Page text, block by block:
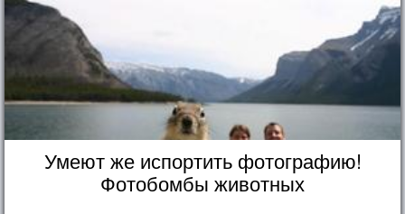
Умеют же испортить фотографию!
Фотобомбы животных